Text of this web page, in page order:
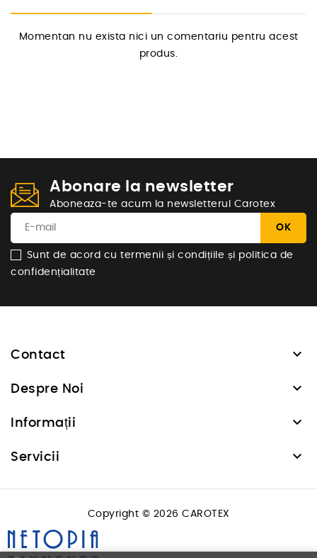
Momentan nu exista nici un comentariu pentru acest
produs.
Abonare la newsletter
Aboneaza-te acum la newsletterul Carotex
Sunt de acord cu termenii și condițiile și politica de
confidențialitate
Contact 
Despre Noi 
Informații 
Servicii 
Copyright © 2026 CAROTEX